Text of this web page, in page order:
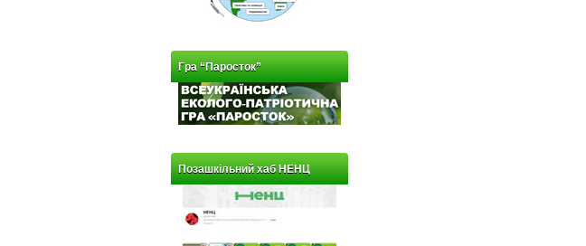
Гра “Паросток”
Позашкільний хаб НЕНЦ